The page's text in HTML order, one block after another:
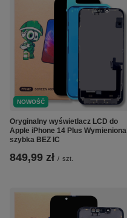
NOWOŚĆ
Oryginalny wyświetlacz LCD do
Apple iPhone 14 Plus Wymieniona
szybka BEZ IC
849,99 zł / szt.